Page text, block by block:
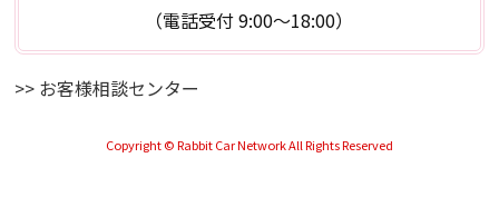
（電話受付 9:00～18:00）
>> お客様相談センター
Copyright © Rabbit Car Network All Rights Reserved